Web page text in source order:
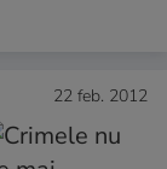
22 feb. 2012